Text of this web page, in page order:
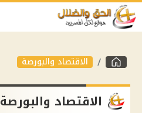
الاقتصاد والبورصة
الاقتصاد والبورصة